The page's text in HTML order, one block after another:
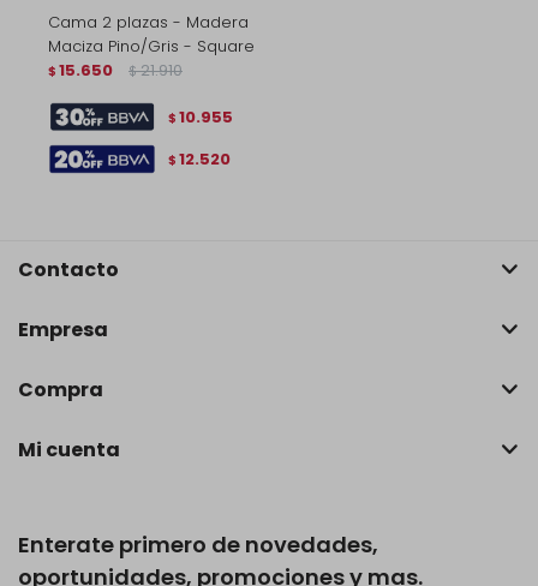
Cama 2 plazas - Madera
Maciza Pino/Gris - Square
$ 15.650 $ 21.910
$ 10.955
$ 12.520
Enterate primero de novedades,
oportunidades, promociones y mas.
Contacto
Empresa
Compra
Mi cuenta